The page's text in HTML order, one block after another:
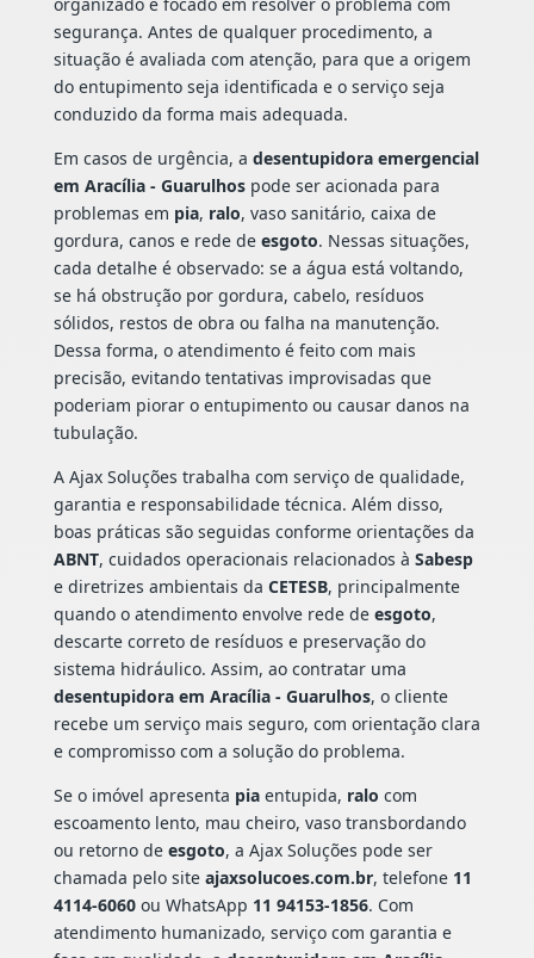
segurança. Antes de qualquer procedimento, a
situação é avaliada com atenção, para que a origem
do entupimento seja identificada e o serviço seja
conduzido da forma mais adequada.
Em casos de urgência, a desentupidora emergencial
em Aracília - Guarulhospode ser acionada para
problemas em pia, ralo, vaso sanitário, caixa de
gordura, canos e rede de esgoto. Nessas situações,
cada detalhe é observado: se a água está voltando,
se há obstrução por gordura, cabelo, resíduos
sólidos, restos de obra ou falha na manutenção.
Dessa forma, o atendimento é feito com mais
precisão, evitando tentativas improvisadas que
poderiam piorar o entupimento ou causar danos na
tubulação.
A Ajax Soluções trabalha com serviço de qualidade,
garantia e responsabilidade técnica. Além disso,
boas práticas são seguidas conforme orientações da
ABNT, cuidados operacionais relacionados à Sabesp
e diretrizes ambientais da CETESB, principalmente
quando o atendimento envolve rede de esgoto,
descarte correto de resíduos e preservação do
sistema hidráulico. Assim, ao contratar uma
desentupidora em Aracília - Guarulhos, o cliente
recebe um serviço mais seguro, com orientação clara
e compromisso com a solução do problema.
Se o imóvel apresenta piaentupida, ralo com
escoamento lento, mau cheiro, vaso transbordando
ou retorno de esgoto, a Ajax Soluções pode ser
chamada pelo site ajaxsolucoes.com.br, telefone 11
4114-6060ou WhatsApp 11 94153-1856. Com
atendimento humanizado, serviço com garantia e